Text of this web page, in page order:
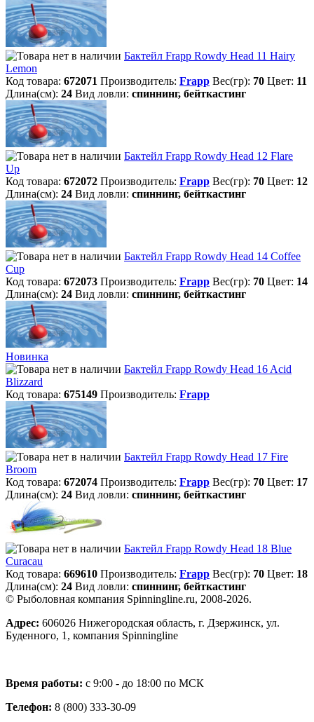
Бактейл Frapp Rowdy Head 11 Hairy
Lemon
Код товара: 672071 Производитель: Frapp Вес(гр): 70 Цвет: 11
Длина(см): 24 Вид ловли: спиннинг, бейткастинг
Бактейл Frapp Rowdy Head 12 Flare
Up
Код товара: 672072 Производитель: Frapp Вес(гр): 70 Цвет: 12
Длина(см): 24 Вид ловли: спиннинг, бейткастинг
Бактейл Frapp Rowdy Head 14 Coffee
Cup
Код товара: 672073 Производитель: Frapp Вес(гр): 70 Цвет: 14
Длина(см): 24 Вид ловли: спиннинг, бейткастинг
Новинка
Бактейл Frapp Rowdy Head 16 Acid
Blizzard
Код товара: 675149 Производитель: Frapp
Бактейл Frapp Rowdy Head 17 Fire
Broom
Код товара: 672074 Производитель: Frapp Вес(гр): 70 Цвет: 17
Длина(см): 24 Вид ловли: спиннинг, бейткастинг
Бактейл Frapp Rowdy Head 18 Blue
Curacau
Код товара: 669610 Производитель: Frapp Вес(гр): 70 Цвет: 18
Длина(см): 24 Вид ловли: спиннинг, бейткастинг
© Рыболовная компания Spinningline.ru, 2008-2026.
Адрес: 606026 Нижегородская область, г. Дзержинск, ул.
Буденного, 1, компания Spinningline
Время работы: с 9:00 - до 18:00 по МСК
Телефон: 8 (800) 333-30-09